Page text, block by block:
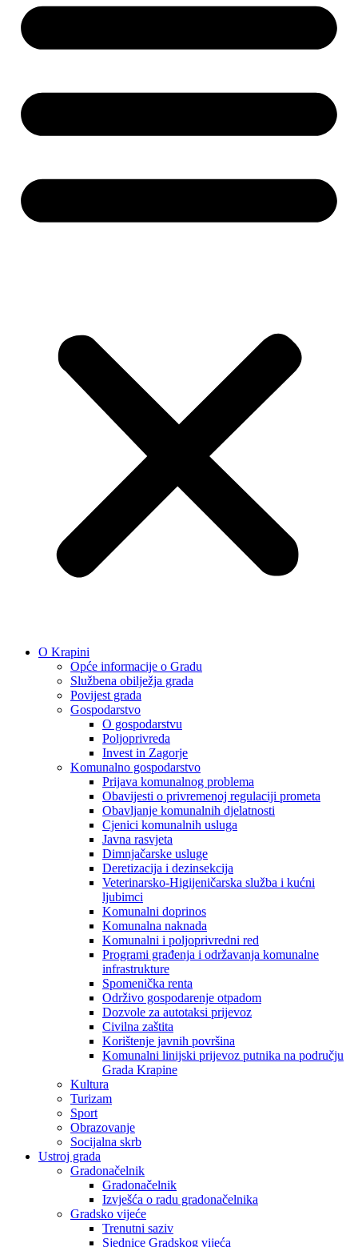
O Krapini
Opće informacije o Gradu
Službena obilježja grada
Povijest grada
Gospodarstvo
O gospodarstvu
Poljoprivreda
Invest in Zagorje
Komunalno gospodarstvo
Prijava komunalnog problema
Obavijesti o privremenoj regulaciji prometa
Obavljanje komunalnih djelatnosti
Cjenici komunalnih usluga
Javna rasvjeta
Dimnjačarske usluge
Deretizacija i dezinsekcija
Veterinarsko-Higijeničarska služba i kućni
ljubimci
Komunalni doprinos
Komunalna naknada
Komunalni i poljoprivredni red
Programi građenja i održavanja komunalne
infrastrukture
Spomenička renta
Održivo gospodarenje otpadom
Dozvole za autotaksi prijevoz
Civilna zaštita
Korištenje javnih površina
Komunalni linijski prijevoz putnika na području
Grada Krapine
Kultura
Turizam
Sport
Obrazovanje
Socijalna skrb
Ustroj grada
Gradonačelnik
Gradonačelnik
Izvješća o radu gradonačelnika
Gradsko vijeće
Trenutni saziv
Sjednice Gradskog vijeća